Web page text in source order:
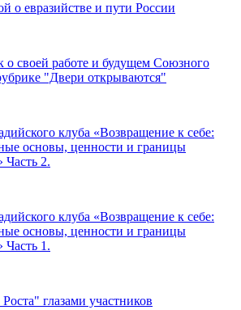
о евразийстве и пути России
о своей работе и будущем Союзного
"Двери открываются"
клуба «Возвращение к себе:
основы, ценности и границы
Часть 2.
клуба «Возвращение к себе:
основы, ценности и границы
Часть 1.
глазами участников